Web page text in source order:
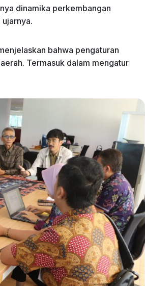
dinamika perkembangan
bahwa pengaturan
Termasuk dalam mengatur